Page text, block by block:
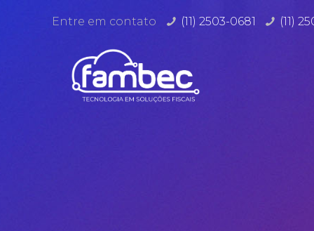
Entre em contato (11) 2503-0681 (11)